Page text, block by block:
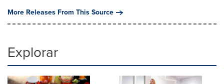
More Releases From This Source
Explorar